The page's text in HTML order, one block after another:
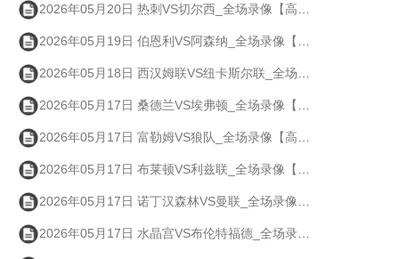
2026年05月20日 热刺VS切尔西_全场录像【高清回放】
2026年05月19日 伯恩利VS阿森纳_全场录像【高清回放】
2026年05月18日 西汉姆联VS纽卡斯尔联_全场录像【高清回放】
2026年05月17日 桑德兰VS埃弗顿_全场录像【高清回放】
2026年05月17日 富勒姆VS狼队_全场录像【高清回放】
2026年05月17日 布莱顿VS利兹联_全场录像【高清回放】
2026年05月17日 诺丁汉森林VS曼联_全场录像【高清回放】
2026年05月17日 水晶宫VS布伦特福德_全场录像【高清回放】